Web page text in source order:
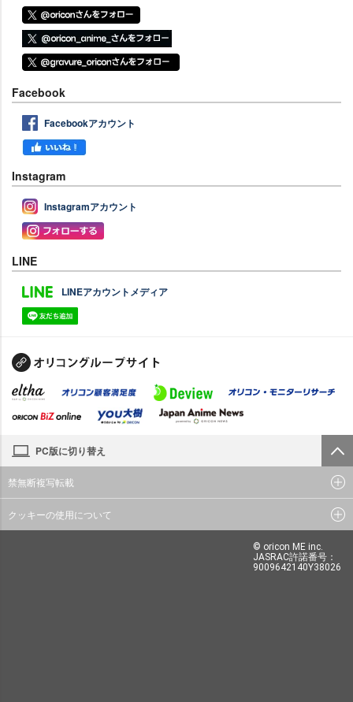
Facebook
Facebookアカウント
Instagram
Instagramアカウント
LINE
LINEアカウントメディア
PC版に切り替え
禁無断複写転載
クッキーの使用について
© oricon ME inc.
JASRAC許諾番号：
9009642140Y38026